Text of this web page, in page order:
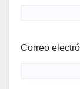
Correo